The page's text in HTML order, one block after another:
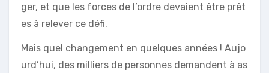
ger, et que les forces de l’ordre devaient être prêt
es à relever ce défi.
Mais quel changement en quelques années ! Aujo
urd’hui, des milliers de personnes demandent à as